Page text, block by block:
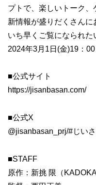
プトで、楽しいトーク
新情報が盛りだくさん
いち早くご覧になられ
2024年3月1日(金)19：00
■公式サイト
https://jisanbasan.com/
■公式X
@jisanbasan_prj/#じい
■STAFF
原作：新挑 限（